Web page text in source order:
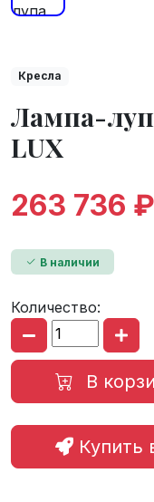
Кресла
Лампа-
LUX
263 736 ₽
В наличии
Количество:
В
Купить